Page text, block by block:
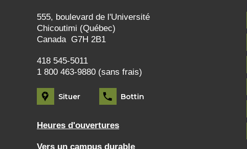
555, boulevard de l'Université
Chicoutimi (Québec)
Canada G7H 2B1
418 545-5011
1 800 463-9880 (sans frais)
Situer Bottin
Heures d'ouvertures
Vers un campus durable